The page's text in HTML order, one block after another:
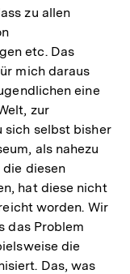
zu allen
etc. Das
mich daraus
eine
zur
sich selbst bisher
als nahezu
die diesen
hat diese nicht
worden. Wir
das Problem
die
Das, was